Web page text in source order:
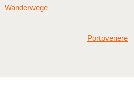
Portovenere
Wanderwege